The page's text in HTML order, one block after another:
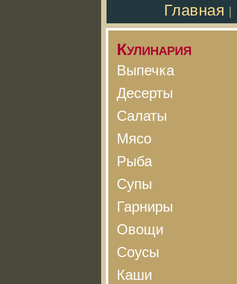
Главная
Кулинария
Выпечка
Десерты
Салаты
Мясо
Рыба
Супы
Гарниры
Овощи
Соусы
Каши